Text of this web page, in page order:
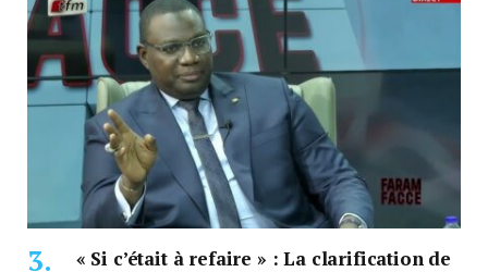
« Si c’était à refaire » : La clarification de